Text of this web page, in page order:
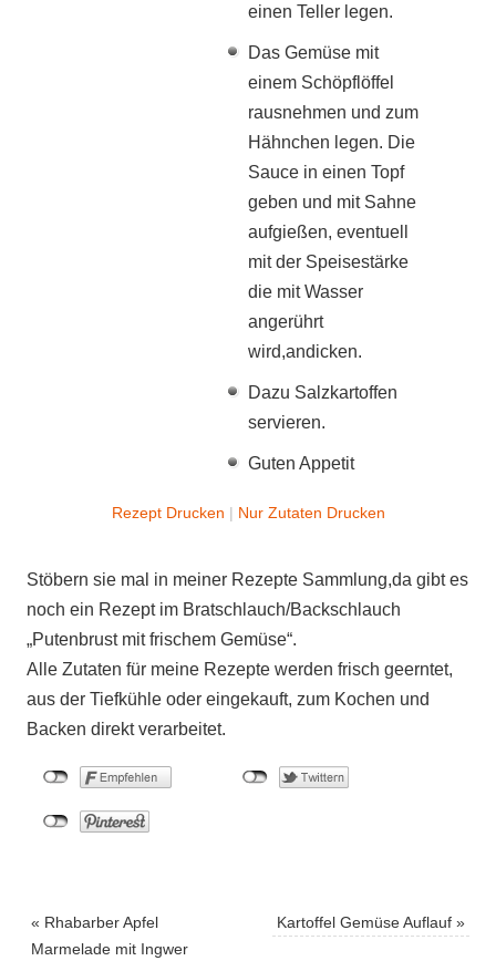
einen Teller legen.
Das Gemüse mit
einem Schöpflöffel
rausnehmen und zum
Hähnchen legen. Die
Sauce in einen Topf
geben und mit Sahne
aufgießen, eventuell
mit der Speisestärke
die mit Wasser
angerührt
wird,andicken.
Dazu Salzkartoffen
servieren.
Guten Appetit
Rezept Drucken | Nur Zutaten Drucken
Stöbern sie mal in meiner Rezepte Sammlung,da gibt es
noch ein Rezept im Bratschlauch/Backschlauch
„Putenbrust mit frischem Gemüse“.
Alle Zutaten für meine Rezepte werden frisch geerntet,
aus der Tiefkühle oder eingekauft, zum Kochen und
Backen direkt verarbeitet.
« Rhabarber Apfel
Marmelade mit Ingwer
Kartoffel Gemüse Auflauf »